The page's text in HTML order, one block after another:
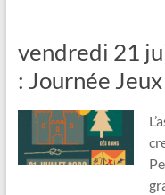
vendredi 21
: Journée Jeux